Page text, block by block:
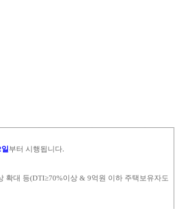
부터 시행됩니다.
확대 등(DTI≥70%이상 & 9억원 이하 주택보유자도